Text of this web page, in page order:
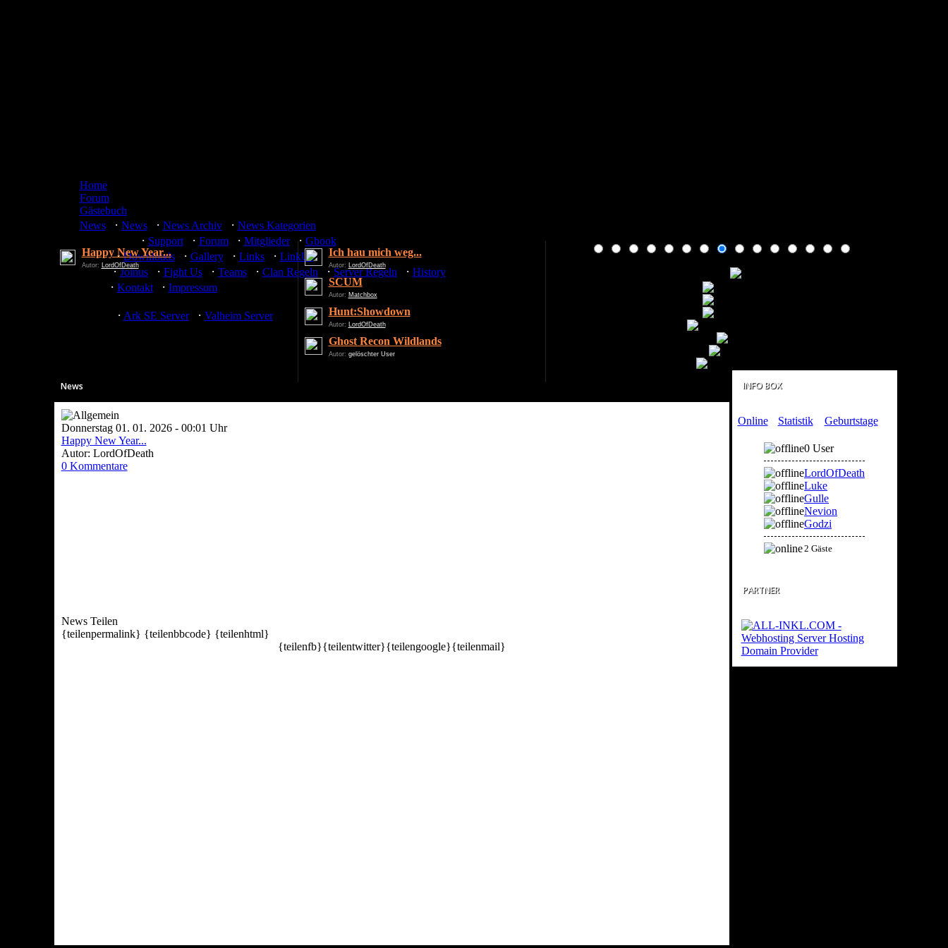
Home
Forum
Gästebuch
News
· News · News Archiv · News Kategorien
· Support · Forum · Mitglieder · Gbook
Media
· Downloads · Gallery · Links · LinkUs
Team
· Joinus · Fight Us · Teams · Clan Regeln · Server Regeln · History
· Kontakt · Impressum
· Ark SE Server · Valheim Server
Happy New Year...
Autor: LordOfDeath
Ich hau mich weg...
Autor: LordOfDeath
SCUM
Autor: Matchbox
Hunt:Showdown
Autor: LordOfDeath
Ghost Recon Wildlands
Autor: gelöschter User
News
Donnerstag 01. 01. 2026 - 00:01 Uhr
Happy New Year...
Autor: LordOfDeath
0 Kommentare
News Teilen
{teilenpermalink} {teilenbbcode} {teilenhtml}
{teilenfb}{teilentwitter}{teilengoogle}{teilenmail}
INFO BOX
Online Statistik Geburtstage
0 User
LordOfDeath
Luke
Gulle
Nevion
Godzi
2 Gäste
PARTNER